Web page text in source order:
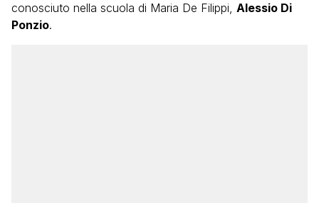
conosciuto nella scuola di Maria De Filippi, Alessio Di
Ponzio.